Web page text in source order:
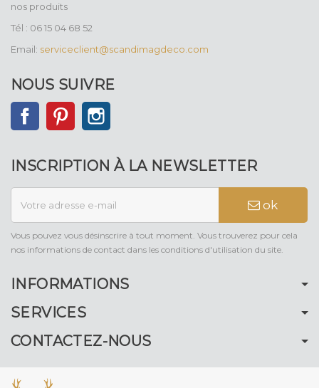
nos produits
Tél : 06 15 04 68 52
Email: serviceclient@scandimagdeco.com
NOUS SUIVRE
FacebookPinterest
INSCRIPTION À LA NEWSLETTER
ok
Vous pouvez vous désinscrire à tout moment. Vous trouverez pour cela
nos informations de contact dans les conditions d'utilisation du site.
INFORMATIONS
SERVICES
CONTACTEZ-NOUS